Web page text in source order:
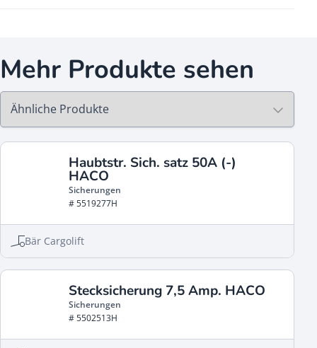
Mehr Produkte sehen
Haubtstr. Sich. satz 50A (-)
HACO
Sicherungen
# 5519277H
Bär Cargolift
Stecksicherung 7,5 Amp. HACO
Sicherungen
# 5502513H